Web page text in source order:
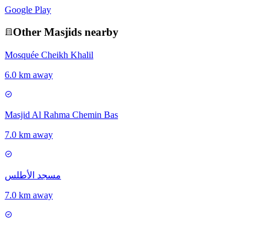
Google Play
Other Masjids nearby
Mosquée Cheikh Khalil
6.0 km away
Masjid Al Rahma Chemin Bas
7.0 km away
مسجد الأطلس
7.0 km away